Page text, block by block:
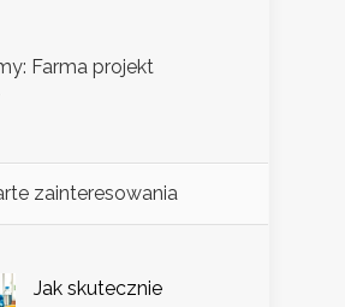
Farma projekt
zainteresowania
Jak skutecznie